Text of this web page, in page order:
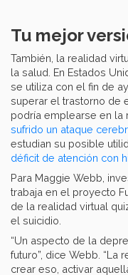
Tu mejor
También, la realidad
la salud. En Estados
se utiliza con el fin de
superar el trastorno de
podría emplearse en la
sufrido un ataque
estudian su posible
déficit de atención con
Para Maggie Webb,
trabaja en el proyecto
de la realidad virtual
el suicidio.
“Un aspecto de la
futuro”, dice Webb. “La
crear eso, activar